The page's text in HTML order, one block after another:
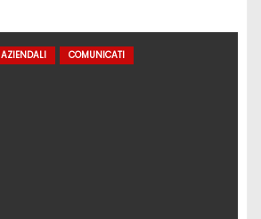
AZIENDALI COMUNICATI